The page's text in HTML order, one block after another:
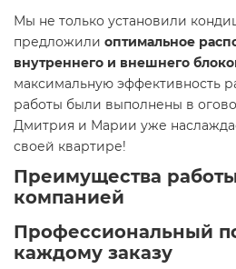
Мы не только установили
предложили оптимальное
внутреннего и внешнего
максимальную эффективность
работы были выполнены в
Дмитрия и Марии уже
своей квартире!
Преимущества
компанией
Профессиональный
каждому заказу